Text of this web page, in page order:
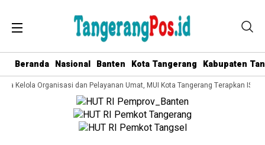
Beranda Nasional Banten Kota Tangerang Kabupaten
Kelola Organisasi dan Pelayanan Umat, MUI Kota Tangerang Terapkan ISO